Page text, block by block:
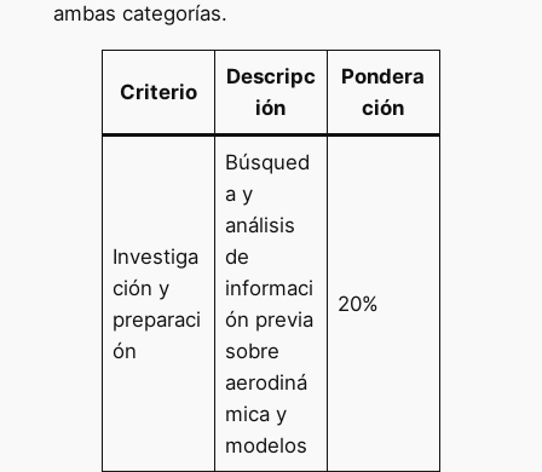
ambas categorías.
Criterio
Descripc
ión
Pondera
ción
Investiga
ción y
preparaci
ón
Búsqued
a y
análisis
de
informaci
ón previa
sobre
aerodiná
mica y
modelos
20%